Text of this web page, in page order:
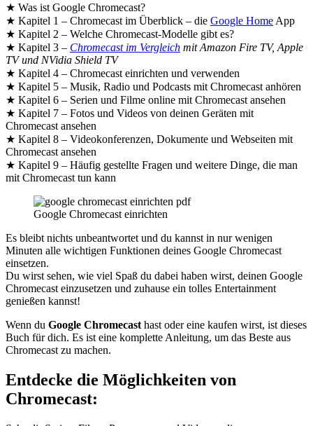
★ Was ist Google Chromecast?
★ Kapitel 1 – Chromecast im Überblick – die Google Home App
★ Kapitel 2 – Welche Chromecast-Modelle gibt es?
★ Kapitel 3 – Chromecast im Vergleich mit Amazon Fire TV, Apple
TV und NVidia Shield TV
★ Kapitel 4 – Chromecast einrichten und verwenden
★ Kapitel 5 – Musik, Radio und Podcasts mit Chromecast anhören
★ Kapitel 6 – Serien und Filme online mit Chromecast ansehen
★ Kapitel 7 – Fotos und Videos von deinen Geräten mit
Chromecast ansehen
★ Kapitel 8 – Videokonferenzen, Dokumente und Webseiten mit
Chromecast ansehen
★ Kapitel 9 – Häufig gestellte Fragen und weitere Dinge, die man
mit Chromecast tun kann
Google Chromecast einrichten
Es bleibt nichts unbeantwortet und du kannst in nur wenigen
Minuten alle wichtigen Funktionen deines Google Chromecast
einsetzen.
Du wirst sehen, wie viel Spaß du dabei haben wirst, deinen Google
Chromecast einzusetzen und zuhause ein tolles Entertainment
genießen kannst!
Wenn du Google Chromecast hast oder eine kaufen wirst, ist dieses
Buch für dich. Es ist eine komplette Anleitung, um das Beste aus
Chromecast zu machen.
Entdecke die Möglichkeiten von
Chromecast: